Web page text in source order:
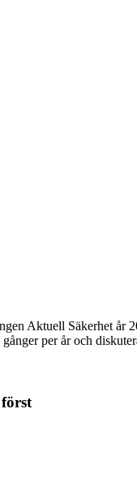
Aktuell Säkerhet år
per år och